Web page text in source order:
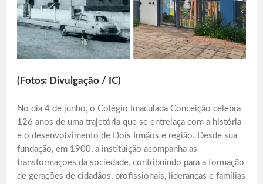
(Fotos: Divulgação / IC)
No dia 4 de junho, o Colégio Imaculada Conceição celebra
126 anos de uma trajetória que se entrelaça com a história
e o desenvolvimento de Dois Irmãos e região. Desde sua
fundação, em 1900, a instituição acompanha as
transformações da sociedade, contribuindo para a formação
de gerações de cidadãos, profissionais, lideranças e famílias